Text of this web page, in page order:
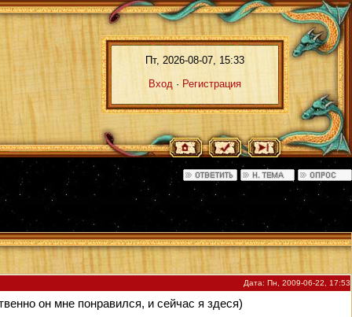
Пт, 2026-08-07, 15:33
Вход · Регистрация
Дата: Пн, 2009-06-22, 17:53
он мне понравился, и сейчас я здеся)